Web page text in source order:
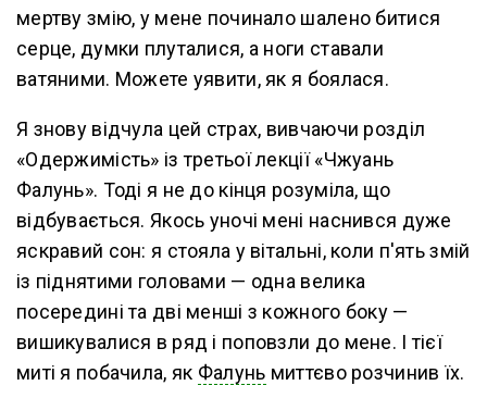
мертву змію, у мене починало шалено битися
серце, думки плуталися, а ноги ставали
ватяними. Можете уявити, як я боялася.
Я знову відчула цей страх, вивчаючи розділ
«Одержимість» із третьої лекції «Чжуань
Фалунь». Тоді я не до кінця розуміла, що
відбувається. Якось уночі мені наснився дуже
яскравий сон: я стояла у вітальні, коли п'ять змій
із піднятими головами — одна велика
посередині та дві менші з кожного боку —
вишикувалися в ряд і поповзли до мене. І тієї
миті я побачила, як Фалунь миттєво розчинив їх.